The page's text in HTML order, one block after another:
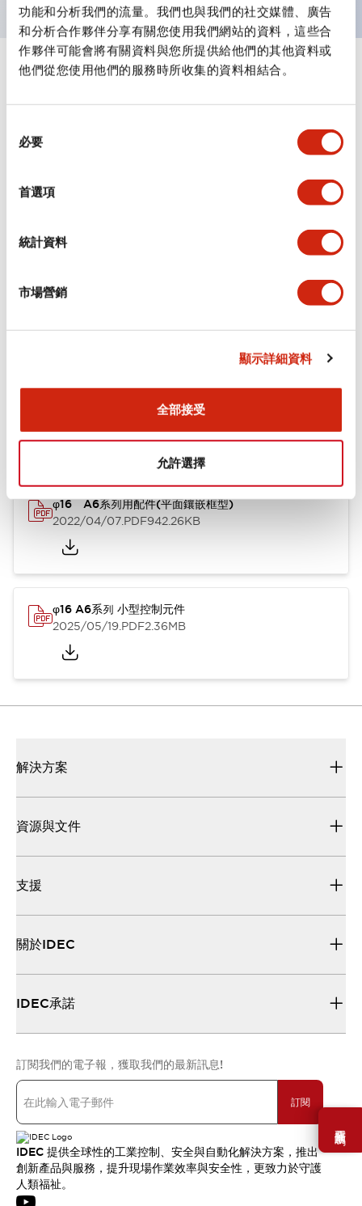
功能和分析我們的流量。我們也與我們的社交媒體、廣告
和分析合作夥伴分享有關您使用我們網站的資料，這些合
作夥伴可能會將有關資料與您所提供給他們的其他資料或
他們從您使用他們的服務時所收集的資料相結合。
必要
首選項
統計資料
市場營銷
顯示詳細資料
全部接受
允許選擇
需要幫助嗎？
規格
環境規範
機械規格
安裝和安裝規範
型錄和宣傳手冊 CAD檔 認證與標準 技術文件
φ16 A6系列用配件(平面鑲嵌框型)
2022/04/07.PDF942.26KB
φ16 A6系列 小型控制元件
2025/05/19.PDF2.36MB
解決方案
資源與文件
支援
關於IDEC
IDEC承諾
訂閱我們的電子報，獲取我們的最新訊息!
訂閱
IDEC 提供全球性的工業控制、安全與自動化解決方案，推出
創新產品與服務，提升現場作業效率與安全性，更致力於守護
人類福祉。